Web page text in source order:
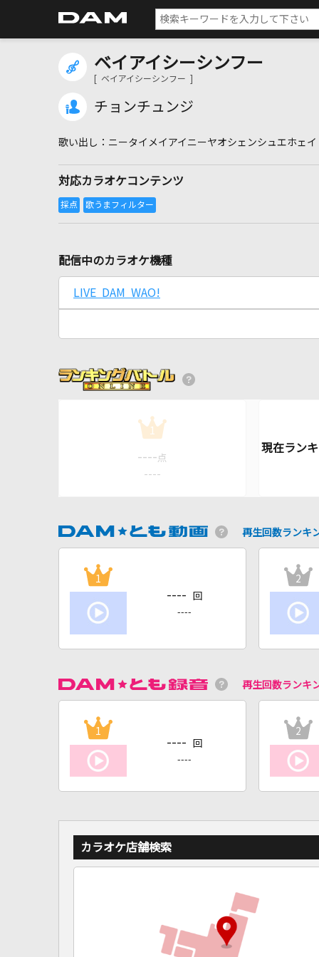
ベイアイシーシンフー
[ ベイアイシーシンフー ]
チョンチュンジ
ニータイメイアイニーヤオシェンシュエホェイ
対応カラオケコンテンツ
配信中のカラオケ機種
LIVE DAM WAO!
1
---- 点
----
再生回数ランキ
1
---- 回
----
2
再生回数ランキ
1
---- 回
----
2
カラオケ店舗検索